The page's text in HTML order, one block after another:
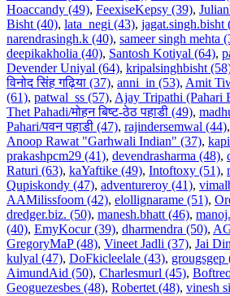
Hoaccandy (49), FeexiseKepsy (39),
Bisht (40), lata_negi (43), jagat.singh.bisht
narendrasingh.k (40), sameer singh mehta
deepikakholia (40), Santosh Kotiyal (64),
Devender Uniyal (64), kripalsinghbisht
विनोद सिंह गढ़िया (37), anni_in (53), Amit
(61), patwal_ss (57), Ajay Tripathi (Pahari
Thet Pahadi/मोहन बिष्ट-ठेठ पहाडी (49),
Pahari/पवन पहाडी (47), rajindersemwal (44),
Anoop Rawat "Garhwali Indian" (37),
prakashpcm29 (41), devendrasharma (48),
Raturi (63), kaYaftike (49), Intoftoxy (51),
Qupiskondy (47), adventureroy (41),
AAMilissfoom (42), elollignarame (51),
dredger.biz. (50), manesh.bhatt (46),
(40), EmyKocur (39), dharmendra (50),
GregoryMaP (48), Vineet Jadli (37), Jai
kulyal (47), DoFkicleelale (43), grougsgep
AimundAid (50), Charlesmurl (45),
Geoguezesbes (48), Robertet (48), vinesh